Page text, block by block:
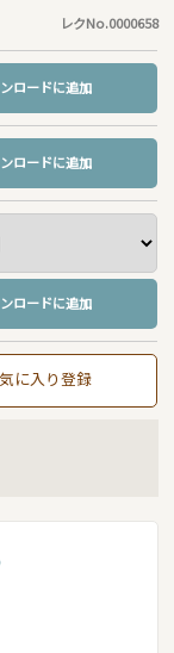
レクNo.0000658
ロードに追加
ロードに追加
ロードに追加
に入り登録